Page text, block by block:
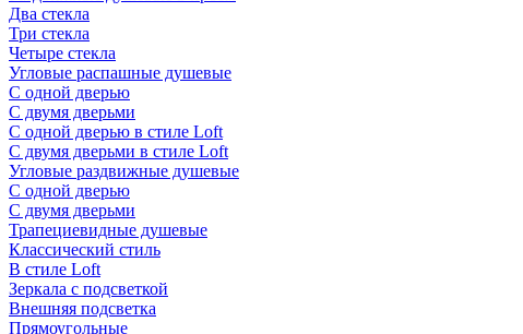
Два стекла
Три стекла
Четыре стекла
Угловые распашные душевые
С одной дверью
С двумя дверьми
С одной дверью в стиле Loft
С двумя дверьми в стиле Loft
Угловые раздвижные душевые
С одной дверью
С двумя дверьми
Трапециевидные душевые
Классический стиль
В стиле Loft
Зеркала с подсветкой
Внешняя подсветка
Прямоугольные